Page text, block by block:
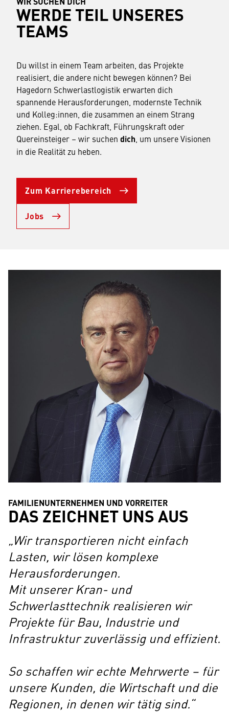
WERDE TEIL UNSERES
TEAMS
Du willst in einem Team arbeiten, das Projekte
realisiert, die andere nicht bewegen können? Bei
Hagedorn Schwerlastlogistik erwarten dich
spannende Herausforderungen, modernste Technik
und Kolleg:innen, die zusammen an einem Strang
ziehen. Egal, ob Fachkraft, Führungskraft oder
Quereinsteiger – wir suchen dich , um unsere Visionen
in die Realität zu heben.
Zum Karrierebereich
Jobs
FAMILIENUNTERNEHMEN UND VORREITER
DAS ZEICHNET UNS AUS
Wir transportieren nicht einfach
Lasten, wir lösen komplexe
Herausforderungen.
Mit unserer Kran- und
Schwerlasttechnik realisieren wir
Projekte für Bau, Industrie und
Infrastruktur zuverlässig und effizient.
So schaffen wir echte Mehrwerte – für
unsere Kunden, die Wirtschaft und die
Regionen, in denen wir tätig sind.